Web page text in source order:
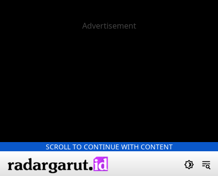
SCROLL TO CONTINUE WITH CONTENT